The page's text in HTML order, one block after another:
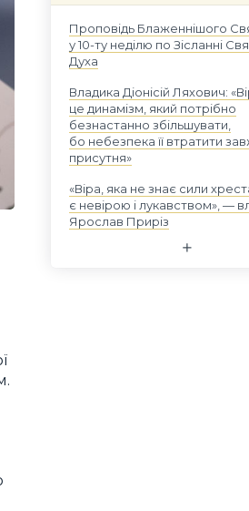
Проповідь Блаженнішого
у 10-ту неділю по Зісланні
Духа
Владика Діонісій Ляхович:
це динамізм, який потрібно
безнастанно збільшувати,
бо небезпека її втратити
присутня»
«Віра, яка не знає сили
є невірою і лукавством», —
Ярослав Приріз